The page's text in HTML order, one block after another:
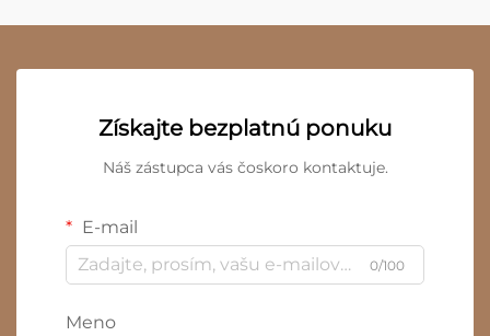
Získajte bezplatnú ponuku
Náš zástupca vás čoskoro kontaktuje.
E-mail
0/100
Meno